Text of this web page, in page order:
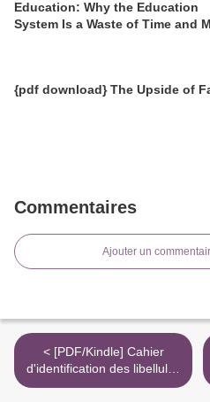
Education: Why the Education
System Is a Waste of Time and
{pdf download} The Upside of
Commentaires
Ajouter un
< [PDF/Kindle] Cahier
d'identification des libellules
de France, Belgique,